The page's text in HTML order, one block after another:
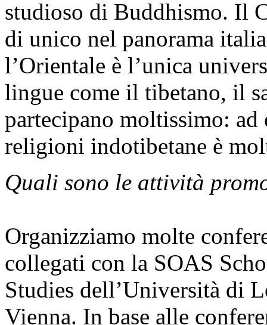
studioso di Buddhismo. Il
di unico nel panorama
l’Orientale è l’unica
lingue come il tibetano, il
partecipano moltissimo:
religioni indotibetane è
Quali sono le attività
Organizziamo molte
collegati con la SOAS
Studies dell’Università di
Vienna. In base alle